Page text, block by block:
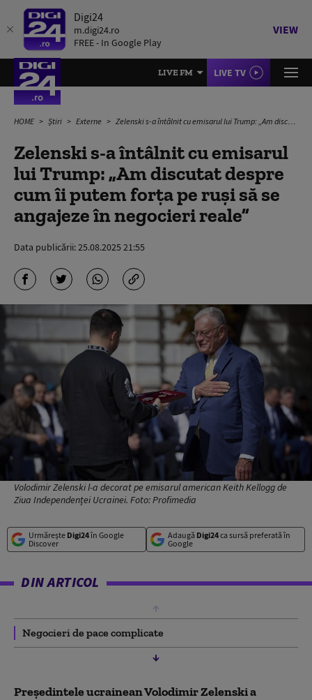
Digi24
m.digi24.ro
FREE - In Google Play
VIEW
LIVE FM LIVE TV
HOME Știri Externe Zelenski s-a întâlnit cu emisarul lui Trump: „Am discutat despre cum îi putem forţa pe ruşi să se angajeze în negocieri reale”
Zelenski s-a întâlnit cu emisarul
lui Trump: „Am discutat despre
cum îi putem forţa pe ruşi să se
angajeze în negocieri reale”
Data publicării:25.08.2025 21:55
Volodimir Zelenski l-a decorat pe emisarul american Keith Kellogg de
Ziua Independenței Ucrainei. Foto: Profimedia
Urmărește Digi24în Google
Discover
Adaugă Digi24ca sursă preferată în
Google
DIN ARTICOL
Negocieri de pace complicate
Preşedintele ucrainean Volodimir Zelenski a